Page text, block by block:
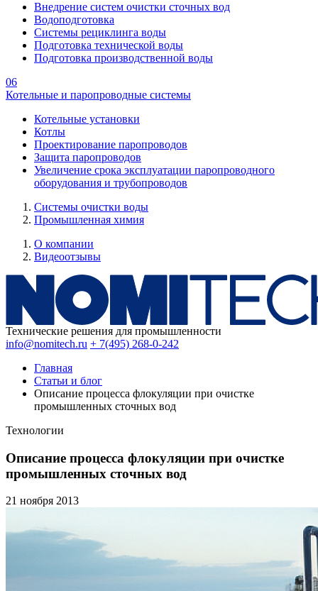
Внедрение систем очистки сточных вод
Водоподготовка
Системы рециклинга воды
Подготовка технической воды
Подготовка производственной воды
06
Котельные и паропроводные системы
Котельные установки
Котлы
Проектирование паропроводов
Защита паропроводов
Увеличение срока эксплуатации паропроводного
оборудования и трубопроводов
Системы очистки воды
Промышленная химия
О компании
Видеоотзывы
Технические решения для промышленности
info@nomitech.ru + 7(495) 268-0-242
Главная
Статьи и блог
Описание процесса флокуляции при очистке
промышленных сточных вод
Технологии
Описание процесса флокуляции при очистке
промышленных сточных вод
21 ноября 2013